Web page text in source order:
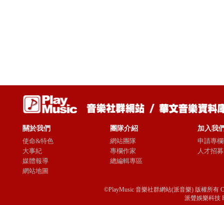
關於我們
使命&特色
大事紀
媒體報導
網站地圖
團隊介紹
網站團隊
專欄作家
總編輯專區
加入我
申請專
人才招募
©PlayMusic 音樂社群網站(派音樂) 版權所有
派聲娛樂科技